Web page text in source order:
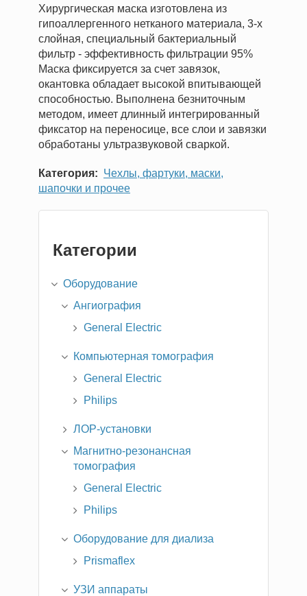
Хирургическая маска изготовлена из
гипоаллергенного нетканого материала, 3-х
слойная, специальный бактериальный
фильтр - эффективность фильтрации 95%
Маска фиксируется за счет завязок,
окантовка обладает высокой впитывающей
способностью. Выполнена безниточным
методом, имеет длинный интегрированный
фиксатор на переносице, все слои и завязки
обработаны ультразвуковой сваркой.
Категория
Чехлы, фартуки, маски,
шапочки и прочее
Категории
Оборудование
Ангиография
General Electric
Компьютерная томография
General Electric
Philips
ЛОР-установки
Магнитно-резонансная
томография
General Electric
Philips
Оборудование для диализа
Prismaflex
УЗИ аппараты